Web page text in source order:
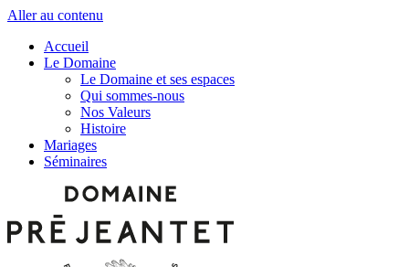
Aller au contenu
Accueil
Le Domaine
Le Domaine et ses espaces
Qui sommes-nous
Nos Valeurs
Histoire
Mariages
Séminaires